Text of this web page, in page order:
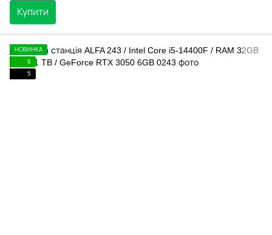
Купити
НОВИНКА
6
5